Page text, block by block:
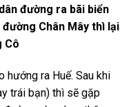
đường ra bãi biển
Chân Mây thì lại
Cô
hướng ra Huế. Sau khi
trái bạn) thì sẽ gặp